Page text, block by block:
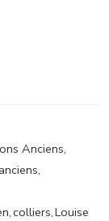
Anciens,
,
,colliers,Louise